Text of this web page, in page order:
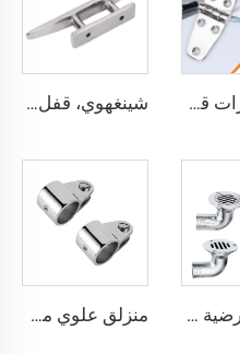
إكسسوارات قوارب شراعية، إكسسوارات بحرية، مفصل باب قارب بحري من الفولاذ المقاوم للصدأ مصقول، 316ss شينغهوي، قفل قارب جديد مصنوع من الألومنيوم، عرض خاص، لاستخدامات الإرساء والرسو في اليخوت البحرية
مصرف أرضية مدمج مع مرفق من الفولاذ المقاوم للصدأ للسطح البحري لليخت منزلق علوي من الفولاذ المقاوم للصدأ AISI316